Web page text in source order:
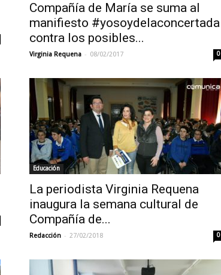
Compañía de María se suma al
manifiesto #yosoydelaconcertada
contra los posibles...
Virginia Requena - 08/02/2017 0
Educación
La periodista Virginia Requena
inaugura la semana cultural de
Compañía de...
Redacción - 27/02/2018 0